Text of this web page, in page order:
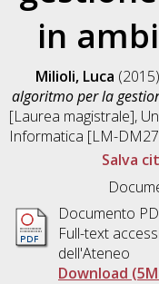
in
Milioli, Luca (2015)
algoritmo per la
[Laurea magistrale],
Informatica [LM-
Salva
Documento
Full-text
dell'Ateneo
Download